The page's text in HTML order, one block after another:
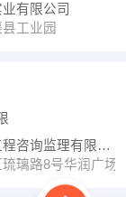
有限公司
工业园
四川省迅达工程咨询监理有限公司
璃路8号华润广场